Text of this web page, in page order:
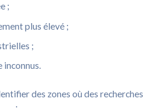
;
plus élevé ;
;
inconnus.
des zones où des recherches